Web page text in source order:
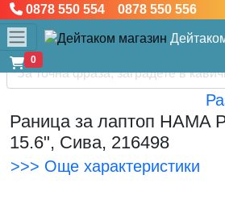
0878 550 554 0878 550 556
0
Раница за лаптоп HAMA
15.6", Сива, 216498
>>> Още характеристики